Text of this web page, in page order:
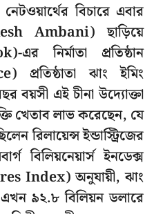
বিচারে এবার
Ambani) ছাড়িয়ে
নির্মাতা প্রতিষ্ঠান
প্রতিষ্ঠাতা ঝাং ইমিং
এই চীনা উদ্যোক্তা
খেতাব লাভ করেছেন, যে
রিলায়েন্স ইন্ডাস্ট্রিজের
বিলিয়নেয়ার্স ইনডেক্স
Index) অনুযায়ী, ঝাং
এখন ৯২.৮ বিলিয়ন ডলারে